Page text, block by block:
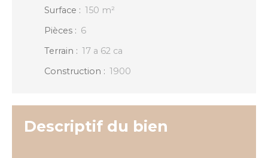
Surface : 150 m²
Pièces : 6
Terrain : 17 a 62 ca
Construction : 1900
Descriptif du bien